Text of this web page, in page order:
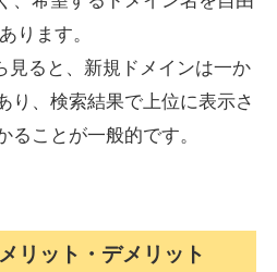
ドメイン年齢 1年
ります。
見ると、新規ドメインは一か
り、検索結果で上位に表示さ
ることが一般的です。
リット・デメリット